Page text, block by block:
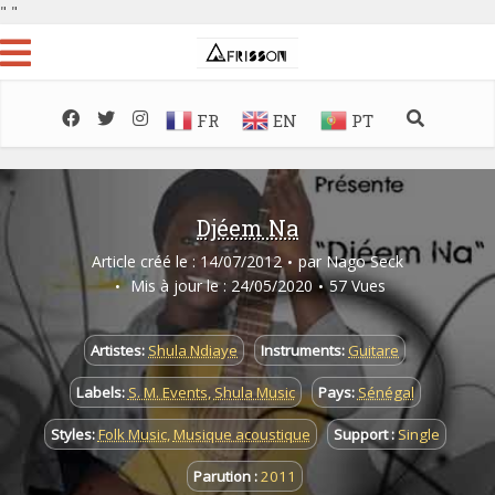
" "
FR EN PT
Djéem Na
Article créé le : 14/07/2012 par Nago Seck
Mis à jour le : 24/05/2020
57 Vues
Artistes: Shula Ndiaye Instruments: Guitare
Labels: S. M. Events, Shula Music Pays: Sénégal
Styles:Folk Music,Musique acoustique Support :Single
Parution :2011